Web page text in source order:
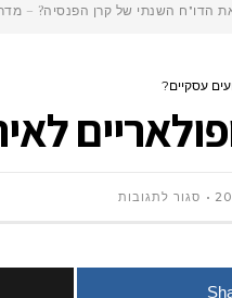
הדו"ח השנתי של קרן הפנסיה? –
עסקיים?
סגור לתגובותעל